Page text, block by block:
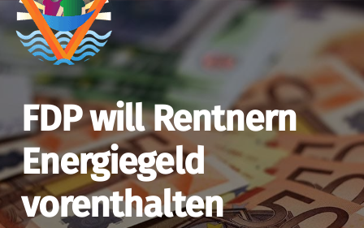
FDP will Rentnern
Energiegeld
vorenthalten